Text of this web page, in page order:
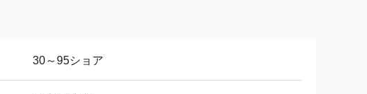
30～95ショア